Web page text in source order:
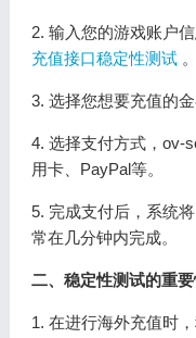
2. 输入您的游戏账户
充值接口稳定性测试。
3. 选择您想要充值的
4. 选择支付方式，ov-
用卡、PayPal等。
5. 完成支付后，系统
常在几分钟内完成。
二、稳定性测试的重
1. 在进行海外充值时